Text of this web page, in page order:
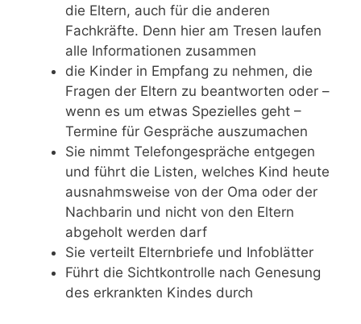
die Eltern, auch für die anderen
Fachkräfte. Denn hier am Tresen laufen
alle Informationen zusammen
die Kinder in Empfang zu nehmen, die
Fragen der Eltern zu beantworten oder –
wenn es um etwas Spezielles geht –
Termine für Gespräche auszumachen
Sie nimmt Telefongespräche entgegen
und führt die Listen, welches Kind heute
ausnahmsweise von der Oma oder der
Nachbarin und nicht von den Eltern
abgeholt werden darf
Sie verteilt Elternbriefe und Infoblätter
Führt die Sichtkontrolle nach Genesung
des erkrankten Kindes durch